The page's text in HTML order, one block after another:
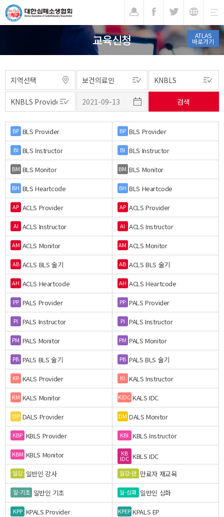
ATLAS
바로가기
교육신청
BP BLS Provider BP BLS Provider
BI BLS Instructor BI BLS Instructor
BM BLS Monitor BM BLS Monitor
BH BLS Heartcode BH BLS Heartcode
AP ACLS Provider AP ACLS Provider
AI ACLS Instructor AI ACLS Instructor
AM ACLS Monitor AM ACLS Monitor
AB ACLS BLS 술기 AB ACLS BLS 술기
AH ACLS Heartcode AH ACLS Heartcode
PP PALS Provider PP PALS Provider
PI PALS Instructor PI PALS Instructor
PM PALS Monitor PM PALS Monitor
PB PALS BLS 술기 PB PALS BLS 술기
KP KALS Provider KI KALS Instructor
KM KALS Monitor KIDC KALS IDC
DP DALS Provider DM DALS Monitor
KBP KBLS Provider KBI KBLS Instructor
KBM KBLS Monitor KB
IDC KBLS IDC
일강 일반인 강사 일강-만 만료자 재교육
일-기초 일반인 기초 일-심화 일반인 심화
KPP KPALS Provider KPEP KPALS EP